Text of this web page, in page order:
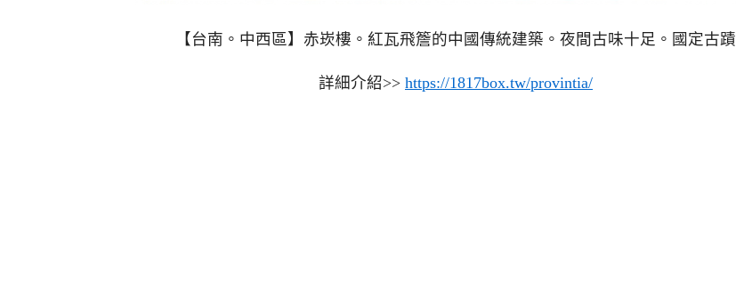
【台南。中西區】赤崁樓。紅瓦飛簷的中國傳統建築。夜間古味十足。國定古蹟
詳細介紹>> https://1817box.tw/provintia/